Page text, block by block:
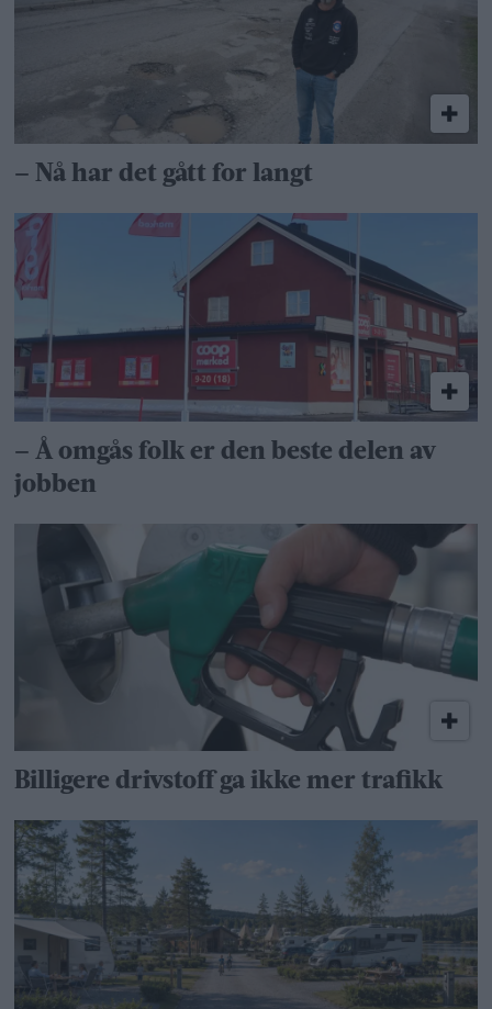
– Nå har det gått for langt
– Å omgås folk er den beste delen av
jobben
Billigere drivstoff ga ikke mer trafikk